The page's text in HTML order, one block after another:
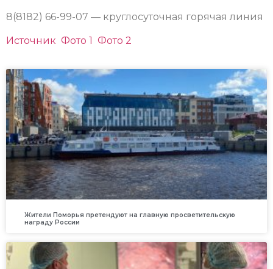
8(8182) 66-99-07 — круглосуточная горячая линия
Источник Фото 1 Фото 2
Жители Поморья претендуют на главную просветительскую
награду России